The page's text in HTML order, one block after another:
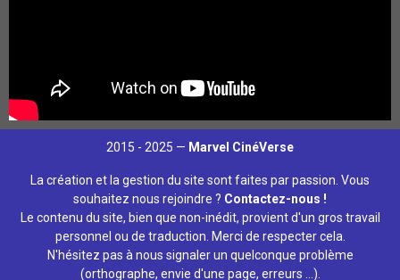
2015 - 2025 — Marvel CinéVerse
La création et la gestion du site sont faites par passion. Vous
souhaitez nous rejoindre ? Contactez-nous !
Le contenu du site, bien que non-inédit, provient d'un gros travail
personnel ou de traduction. Merci de respecter cela.
N'hésitez pas à nous signaler un quelconque problème
(orthographe, envie d'une page, erreurs ...).